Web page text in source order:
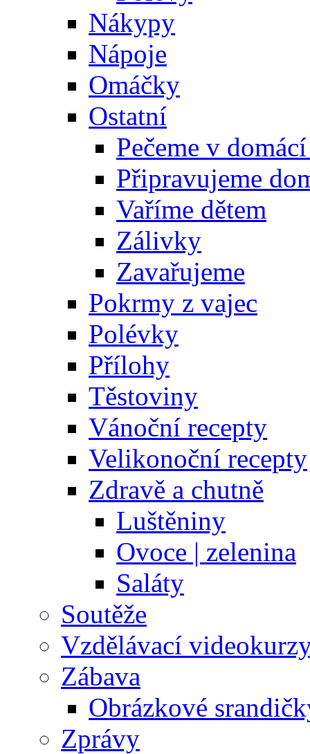
Nákypy
Nápoje
Omáčky
Ostatní
Pečeme v
Připravujeme
Vaříme dětem
Zálivky
Zavařujeme
Pokrmy z vajec
Polévky
Přílohy
Těstoviny
Vánoční recepty
Velikonoční recepty
Zdravě a chutně
Luštěniny
Ovoce | zelenina
Saláty
Soutěže
Vzdělávací
Zábava
Obrázkové
Zprávy